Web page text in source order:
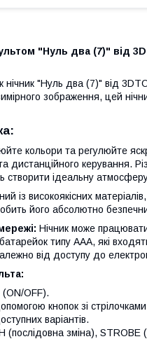
"Нуль два (7)" від
нічник "Нуль два (7)" від
зображення, цей
кольори та регулюйте
дистанційного керування.
створити ідеальну
із високоякісних
його абсолютно
Нічник може
типу AAA, які
від доступу до
(ON/OFF).
кнопок зі
варіантів.
(послідовна зміна), STROBE